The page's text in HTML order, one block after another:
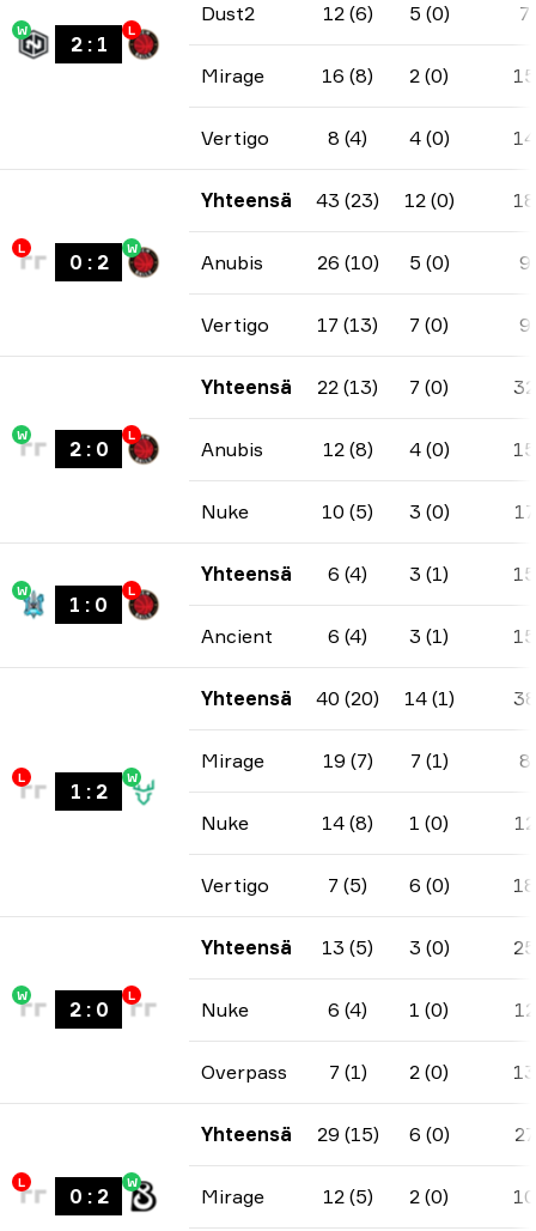
W
2: 1
L
Dust2 12 (6) 5 (0) 7
Mirage 16 (8) 2 (0) 15
Vertigo 8 (4) 4 (0) 14
L
0 : 2
W
Yhteensä 43 (23) 12 (0) 18
Anubis 26 (10) 5 (0) 9
Vertigo 17 (13) 7 (0) 9
W
2: 0
L
Yhteensä 22 (13) 7 (0) 32
Anubis 12 (8) 4 (0) 15
Nuke 10 (5) 3 (0) 17
W
1 : 0
L
Yhteensä 6 (4) 3 (1) 15
Ancient 6 (4) 3 (1) 15
L
1 : 2
W
Yhteensä 40 (20) 14 (1) 38
Mirage 19 (7) 7 (1) 8
Nuke 14 (8) 1 (0) 12
Vertigo 7 (5) 6 (0) 18
W
2: 0
L
Yhteensä 13 (5) 3 (0) 25
Nuke 6 (4) 1 (0) 12
Overpass 7 (1) 2 (0) 13
L
0 : 2
W
Yhteensä 29 (15) 6 (0) 27
Mirage 12 (5) 2 (0) 10